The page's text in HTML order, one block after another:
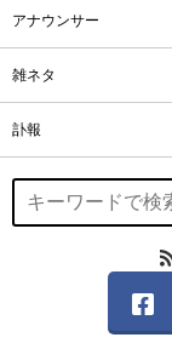
アナウンサー
雑ネタ
訃報